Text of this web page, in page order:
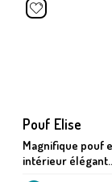
Pouf Elise
Magnifique pouf
intérieur